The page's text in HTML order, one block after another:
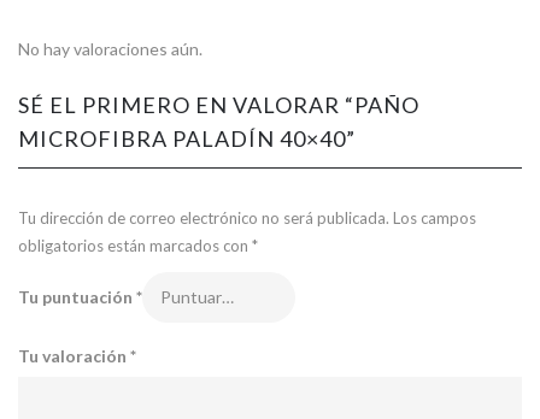
No hay valoraciones aún.
SÉ EL PRIMERO EN VALORAR “PAÑO
MICROFIBRA PALADÍN 40×40”
Tu dirección de correo electrónico no será publicada. Los campos
obligatorios están marcados con *
Tu puntuación *
Tu valoración *